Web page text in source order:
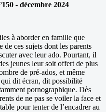
- décembre 2024
à aborder en famille que
ces sujets dont les parents
avec leur ado. Pourtant, il
jeunes leur soit offert de plus
de pré-ados, et même
qui dit écran, dit possibilité
pornographique. Dès
de ne pas se voiler la face et
pour tenter de l’encadrer au